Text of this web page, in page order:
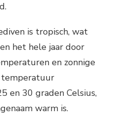
is tropisch, wat
het hele jaar door
en zonnige
temperatuur
en 30 graden Celsius,
warm is.